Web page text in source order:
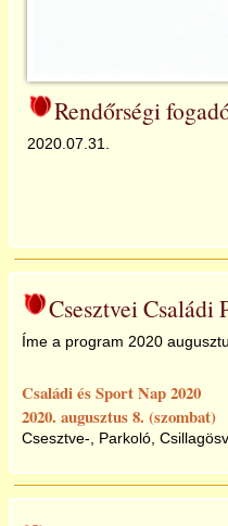
Rendőrségi
2020.07.31.
Csesztvei Családi
Íme a program 2020
Családi és Sport Nap 2020
2020. augusztus 8. (szombat)
Csesztve-, Parkoló,